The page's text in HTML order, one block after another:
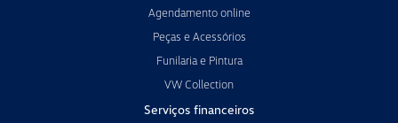
Agendamento online
Peças e Acessórios
Funilaria e Pintura
VW Collection
Serviços financeiros